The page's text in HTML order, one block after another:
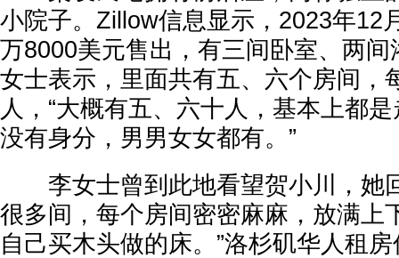
小院子。Zillow信息显示，2023年12
万8000美元售出，有三间卧室、两
女士表示，里面共有五、六个房间，
人，“大概有五、六十人，基本上都
没有身分，男男女女都有。”
李女士曾到此地看望贺小川，她
很多间，每个房间密密麻麻，放满上
自己买木头做的床。”洛杉矶华人租